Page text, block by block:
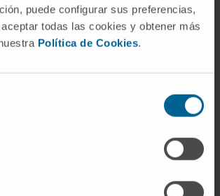
puede configurar sus preferencias,
todas las cookies y obtener más
Política de Cookies.
altos (T1 a L2 o L3)
un tercer par de astas
La silueta resultante
proyecciones.
espinal